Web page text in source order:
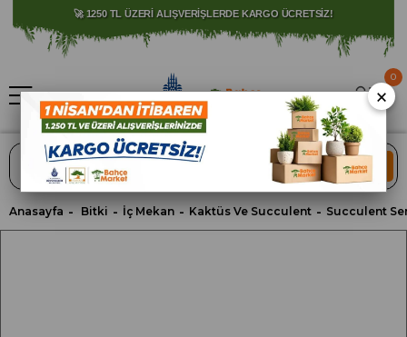
🚀 1250 TL ÜZERİ ALIŞVERİŞLERDE KARGO ÜCRETSİZ!
⚠️ SATIŞLARIMIZ YALNIZCA İSTANBUL İLİ İLE SINIRLIDIR.
ARA
0
Anasayfa Bitki İç Mekan Kaktüs Ve Succulent
×